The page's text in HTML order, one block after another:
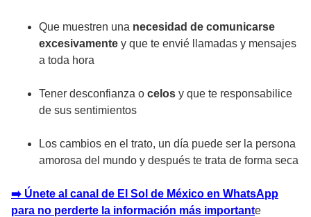
Que muestren una necesidad de comunicarse
excesivamente y que te envié llamadas y mensajes
a toda hora
Tener desconfianza o celos y que te responsabilice
de sus sentimientos
Los cambios en el trato, un día puede ser la persona
amorosa del mundo y después te trata de forma seca
➡️ Únete al canal de El Sol de México en WhatsApp
para no perderte la información más importante